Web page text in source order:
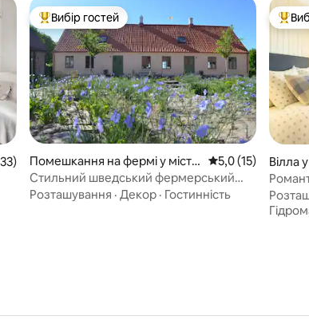
оцінка: 4,91 з 5, відгуки: 33
Топ вибір гостей
Вибір гостей
Помешкання на фермі у місті
Borrby
Середня оцінка:
5,0 (15)
Стильний шведський фермерський
будинок
Розташування · Декор · Гостинність
Топ
Вілла